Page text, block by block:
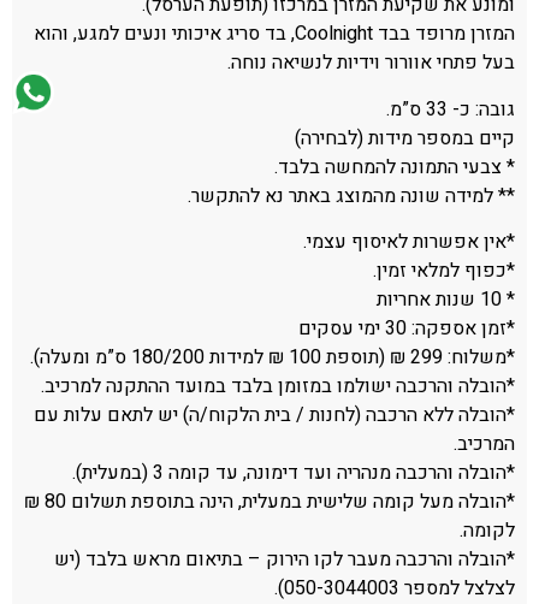
המזרן מרופד בבד Coolnight, בד סריג איכותי ונעים למגע, והוא
בעל פתחי אוורור וידיות לנשיאה נוחה.
גובה: כ- 33 ס”מ.
קיים במספר מידות (לבחירה)
* צבעי התמונה להמחשה בלבד.
** למידה שונה מהמוצג באתר נא להתקשר.
*אין אפשרות לאיסוף עצמי.
*כפוף למלאי זמין.
* 10 שנות אחריות
*זמן אספקה: 30 ימי עסקים
*משלוח: 299 ₪ (תוספת 100 ₪ למידות 180/200 ס”מ ומעלה).
*הובלה והרכבה ישולמו במזומן בלבד במועד ההתקנה למרכיב.
*הובלה ללא הרכבה (לחנות / בית הלקוח/ה) יש לתאם עלות עם
המרכיב.
*הובלה והרכבה מנהריה ועד דימונה, עד קומה 3 (במעלית).
*הובלה מעל קומה שלישית במעלית, הינה בתוספת תשלום 80 ₪
לקומה.
*הובלה והרכבה מעבר לקו הירוק – בתיאום מראש בלבד (יש
לצלצל למספר 050-3044003).